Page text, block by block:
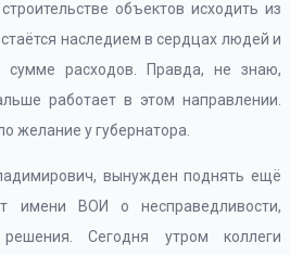
объектов исходить из
наследием в сердцах людей и
расходов. Правда, не знаю,
работает в этом направлении.
желание у губернатора.
вынужден поднять ещё
имени ВОИ о несправедливости,
Сегодня утром коллеги